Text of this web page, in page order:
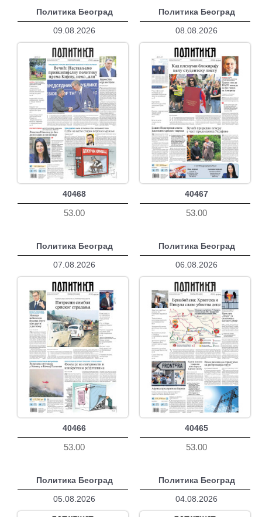
Политика Београд
09.08.2026
40468
53.00
Политика Београд
08.08.2026
40467
53.00
Политика Београд
07.08.2026
40466
53.00
Политика Београд
06.08.2026
40465
53.00
Политика Београд
05.08.2026
Политика Београд
04.08.2026